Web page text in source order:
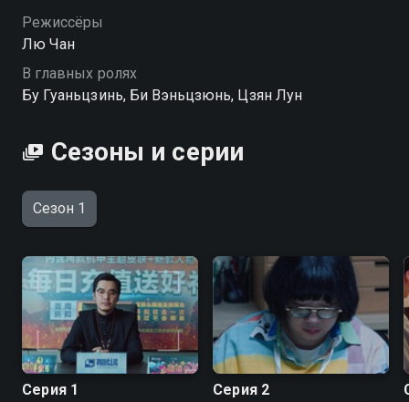
Режиссёры
Лю Чан
В главных ролях
Бу Гуаньцзинь, Би Вэньцзюнь, Цзян Лун
Сезоны и серии
Сезон 1
Серия 1 Серия 2